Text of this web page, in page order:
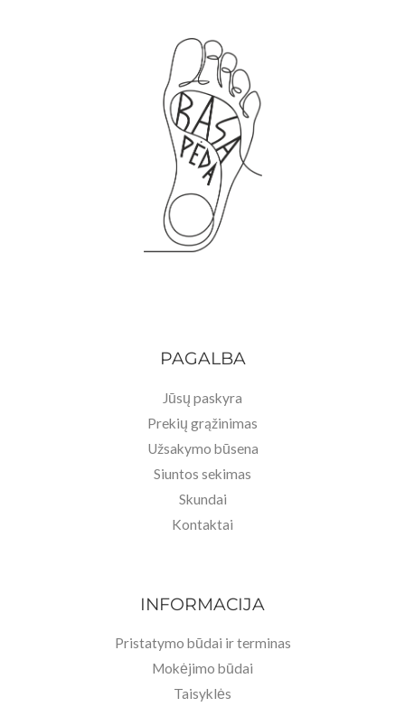
PAGALBA
Jūsų paskyra
Prekių grąžinimas
Užsakymo būsena
Siuntos sekimas
Skundai
Kontaktai
INFORMACIJA
Pristatymo būdai ir terminas
Mokėjimo būdai
Taisyklės